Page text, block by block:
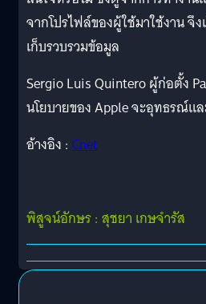
จากโปรไฟล์ของผู้ใช้มาใช้งาน จึ
เก็บรวบรวมข้อมูล
Sergio Luis Quintero ผู้ก่อตั้ง
นโยบายของ Apple จะอุทธรณ์แ
อ้างอิง : Cnet
พิสูจน์อักษร : สุชยา เกษจำรัส